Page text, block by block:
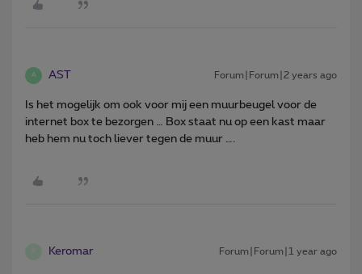
A AST Forum|Forum|2 years ago
Is het mogelijk om ook voor mij een muurbeugel voor de
internet box te bezorgen … Box staat nu op een kast maar
heb hem nu toch liever tegen de muur ….
Keromar Forum|Forum|1 year ago